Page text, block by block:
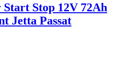
Stop 12V 72Ah
Jetta Passat